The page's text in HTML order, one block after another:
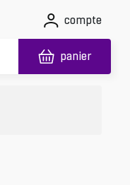
compte
panier